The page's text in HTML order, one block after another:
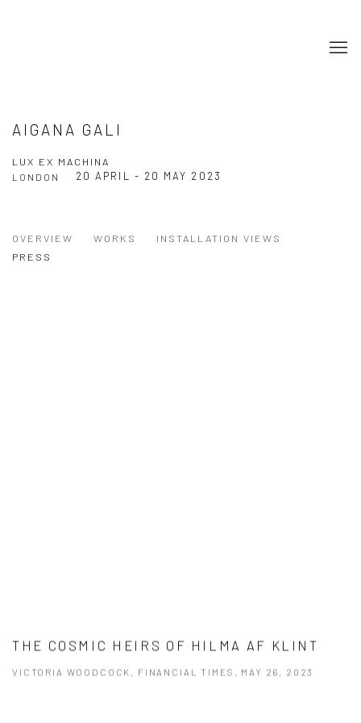
AIGANA GALI
LUX EX MACHINA
20 APRIL - 20 MAY 2023
LONDON
OVERVIEW WORKS
INSTALLATION VIEWS
PRESS
THE COSMIC HEIRS OF HILMA AF KLINT
VICTORIA WOODCOCK, FINANCIAL TIMES, MAY 26, 2023